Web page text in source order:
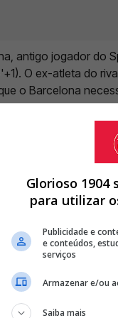
antigo jogador do
O ex-atleta do
o Barcelona
à goleada catalã.
DE GARANTIR
E É ANUNCIADO COMO
ACABA POR
<
a vantagem para
Glorioso
para utilizar
Publicidade e
e conteúdos,
serviços
Armazenar e/ou
Saiba mais